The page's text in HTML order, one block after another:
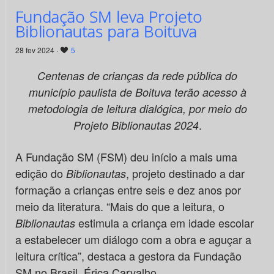
Fundação SM leva Projeto
Biblionautas para Boituva
28 fev 2024 · 5
Centenas de crianças da rede pública do
município paulista de Boituva terão acesso à
metodologia de leitura dialógica, por meio do
Projeto Biblionautas 2024.
A Fundação SM (FSM) deu início a mais uma
edição do Biblionautas, projeto destinado a dar
formação a crianças entre seis e dez anos por
meio da literatura. “Mais do que a leitura, o
Biblionautasestimula a criança em idade escolar
a estabelecer um diálogo com a obra e aguçar a
leitura crítica”, destaca a gestora da Fundação